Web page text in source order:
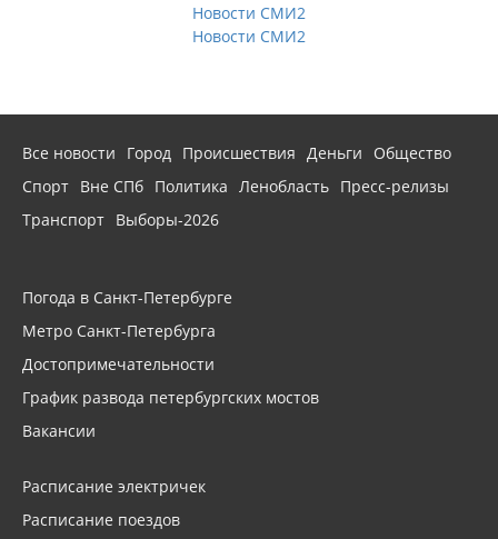
Новости СМИ2
Новости СМИ2
Все новости Город Происшествия Деньги
Общество
Спорт Вне СПб Политика Ленобласть Пресс-релизы
Транспорт Выборы-2026
Погода в Санкт-Петербурге
Метро Санкт-Петербурга
Достопримечательности
График развода петербургских мостов
Вакансии
Расписание электричек
Расписание поездов